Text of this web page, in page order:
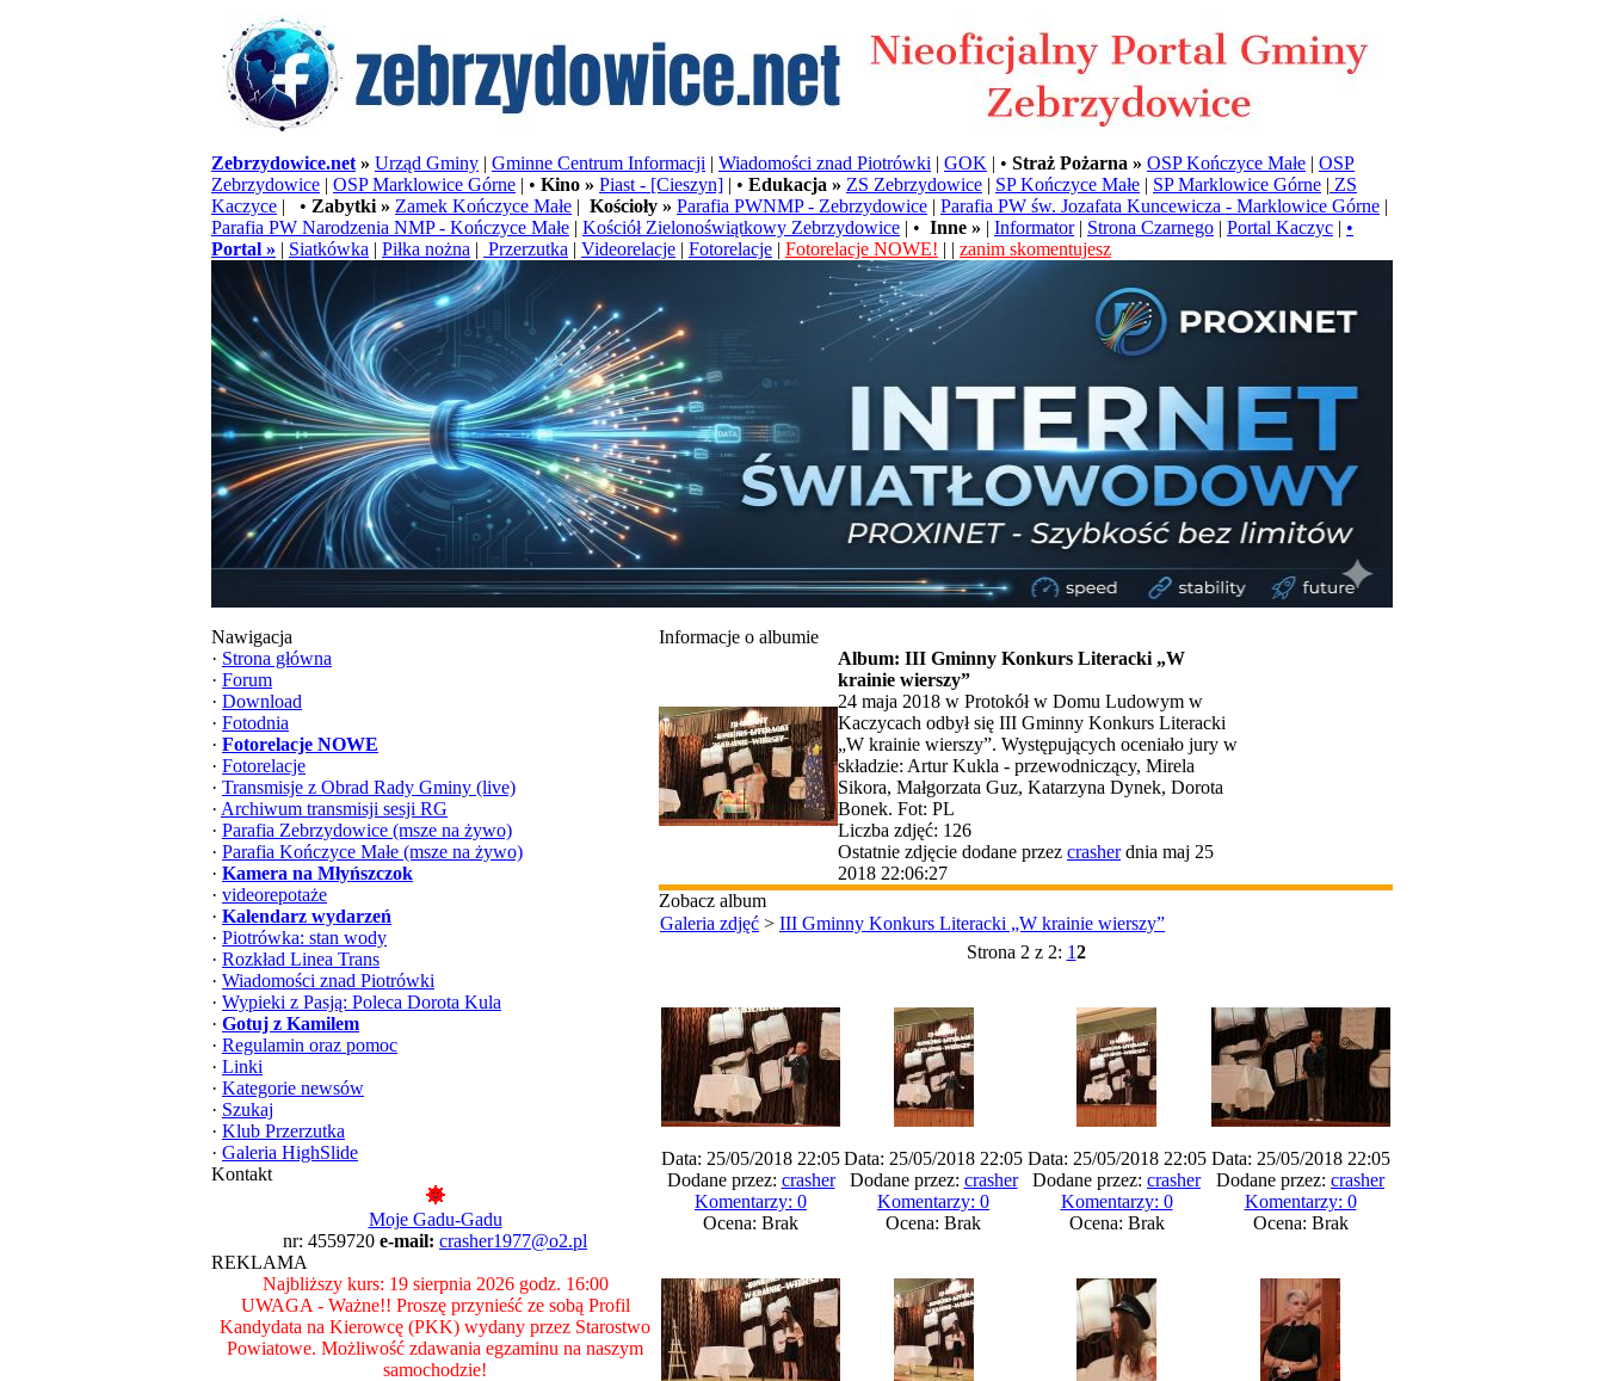
Zebrzydowice.net » Urząd Gminy | Gminne Centrum Informacji | Wiadomości znad Piotrówki | GOK | • Straż Pożarna » OSP Kończyce Małe | OSP
Zebrzydowice | OSP Marklowice Górne | • Kino » Piast - [Cieszyn] | • Edukacja » ZS Zebrzydowice | SP Kończyce Małe | SP Marklowice Górne | ZS
Kaczyce | • Zabytki » Zamek Kończyce Małe | Kościoły » Parafia PWNMP - Zebrzydowice | Parafia PW św. Jozafata Kuncewicza - Marklowice Górne |
Parafia PW Narodzenia NMP - Kończyce Małe | Kościół Zielonoświątkowy Zebrzydowice | • Inne » | Informator| Strona Czarnego | Portal Kaczyc | •
Portal » | Siatkówka | Piłka nożna | Przerzutka | Videorelacje | Fotorelacje | Fotorelacje NOWE! | | zanim skomentujesz
Nawigacja
· Strona główna
· Forum
· Download
· Fotodnia
· Fotorelacje NOWE
· Fotorelacje
· Transmisje z Obrad Rady Gminy (live)
· Archiwum transmisji sesji RG
· Parafia Zebrzydowice (msze na żywo)
· Parafia Kończyce Małe (msze na żywo)
· Kamera na Młyńszczok
· videorepotaże
· Kalendarz wydarzeń
· Piotrówka: stan wody
· Rozkład Linea Trans
· Wiadomości znad Piotrówki
· Wypieki z Pasją: Poleca Dorota Kula
· Gotuj z Kamilem
· Regulamin oraz pomoc
· Linki
· Kategorie newsów
· Szukaj
· Klub Przerzutka
· Galeria HighSlide
Kontakt
Moje Gadu-Gadu
nr: 4559720 e-mail: crasher1977@o2.pl
REKLAMA
Najbliższy kurs: 19 sierpnia 2026 godz. 16:00
UWAGA - Ważne!! Proszę przynieść ze sobą Profil
Kandydata na Kierowcę (PKK) wydany przez Starostwo
Powiatowe. Możliwość zdawania egzaminu na naszym
samochodzie!
Informacje o albumie
Album: III Gminny Konkurs Literacki „W
krainie wierszy”
24 maja 2018 w Protokół w Domu Ludowym w
Kaczycach odbył się III Gminny Konkurs Literacki
„W krainie wierszy”. Występujących oceniało jury w
składzie: Artur Kukla - przewodniczący, Mirela
Sikora, Małgorzata Guz, Katarzyna Dynek, Dorota
Bonek. Fot: PL
Liczba zdjęć: 126
Ostatnie zdjęcie dodane przez crasherdnia maj 25
2018 22:06:27
Zobacz album
Galeria zdjęć > III Gminny Konkurs Literacki „W krainie wierszy”
Strona 2 z 2: 12
Data: 25/05/2018 22:05
Dodane przez: crasher
Komentarzy: 0
Ocena: Brak
Data: 25/05/2018 22:05
Dodane przez: crasher
Komentarzy: 0
Ocena: Brak
Data: 25/05/2018 22:05
Dodane przez: crasher
Komentarzy: 0
Ocena: Brak
Data: 25/05/2018 22:05
Dodane przez: crasher
Komentarzy: 0
Ocena: Brak